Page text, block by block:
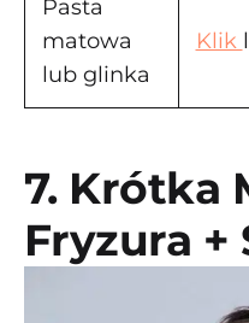
Pasta
matowa
lub glinka
Klik
7. Krótka
Fryzura +